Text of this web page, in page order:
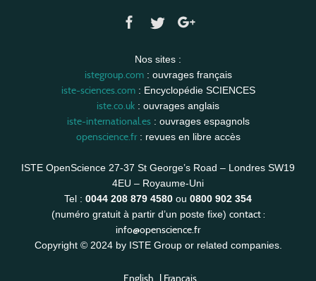
Nos sites :
istegroup.com: ouvrages français
iste-sciences.com: Encyclopédie SCIENCES
iste.co.uk : ouvrages anglais
iste-international.es: ouvrages espagnols
openscience.fr: revues en libre accès
ISTE OpenScience 27-37 St George’s Road – Londres SW19
4EU – Royaume-Uni
Tel : 0044 208 879 4580 ou 0800 902 354
(numéro gratuit à partir d’un poste fixe) contact :
info@openscience.fr
Copyright © 2024 by ISTE Group or related companies.
English | Français